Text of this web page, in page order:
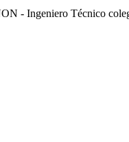
- Ingeniero Técnico